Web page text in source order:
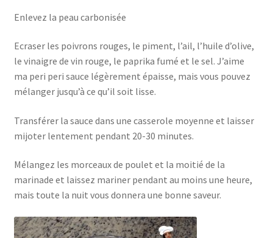
Enlevez la peau carbonisée
Ecraser les poivrons rouges, le piment, l’ail, l’huile d’olive,
le vinaigre de vin rouge, le paprika fumé et le sel. J’aime
ma peri peri sauce légèrement épaisse, mais vous pouvez
mélanger jusqu’à ce qu’il soit lisse.
Transférer la sauce dans une casserole moyenne et laisser
mijoter lentement pendant 20-30 minutes.
Mélangez les morceaux de poulet et la moitié de la
marinade et laissez mariner pendant au moins une heure,
mais toute la nuit vous donnera une bonne saveur.